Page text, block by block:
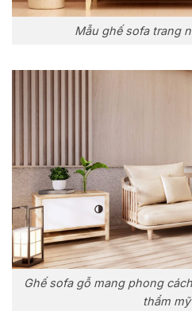
Mẫu ghế sofa trang
Ghế sofa gỗ mang phong
thẩm